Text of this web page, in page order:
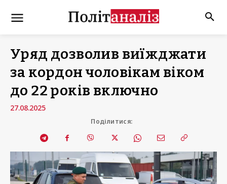
Уряд дозволив виїжджати
за кордон чоловікам віком
до 22 років включно
27.08.2025
Поділитися: